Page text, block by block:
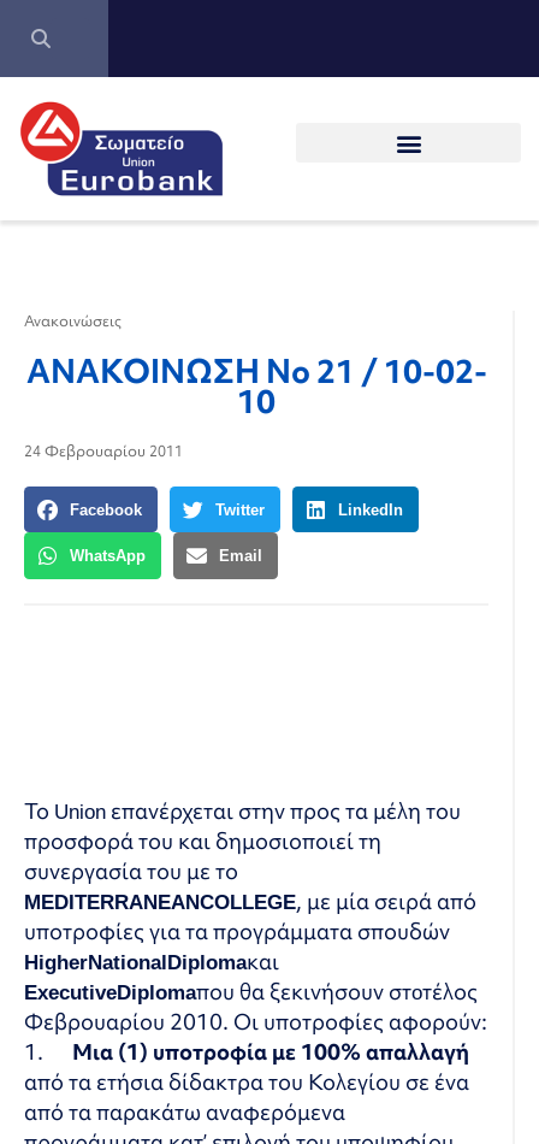
Ανακοινώσεις
ΑΝΑΚΟΙΝΩΣΗ Νο 21 / 10-02-
10
24 Φεβρουαρίου 2011
Facebook Twitter LinkedIn
WhatsApp Email
Το Union επανέρχεται στην προς τα μέλη του
προσφορά του και δημοσιοποιεί τη
συνεργασία του με το
MEDITERRANEANCOLLEGE, με μία σειρά από
υποτροφίες για τα προγράμματα σπουδών
HigherNationalDiplomaκαι
ExecutiveDiplomaπου θα ξεκινήσουν στoτέλος
Φεβρουαρίου 2010. Οι υποτροφίες αφορούν:
1.
Μια (1) υποτροφία με 100% απαλλαγή
από τα ετήσια δίδακτρα του Κολεγίου σε ένα
από τα παρακάτω αναφερόμενα